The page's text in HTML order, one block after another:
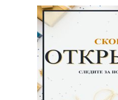
на zastilem.ru быстро и